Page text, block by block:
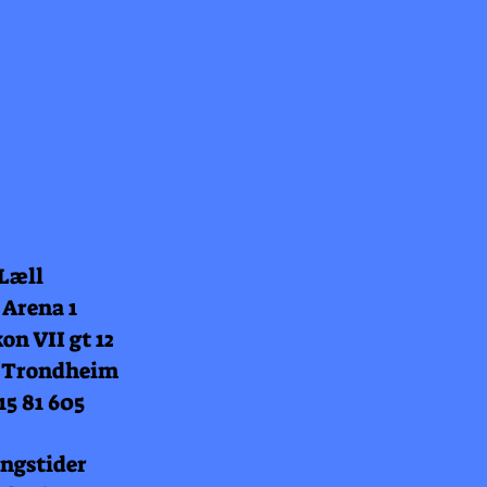
1
VII gt 12
Trondheim
81 605